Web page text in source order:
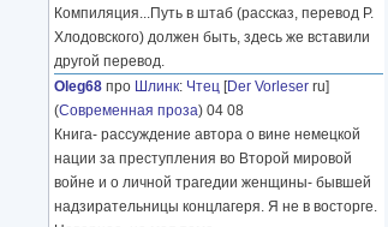
Компиляция...Путь в штаб (рассказ, перевод Р.
Хлодовского) должен быть, здесь же вставили
другой перевод.
Oleg68 про Шлинк: Чтец [Der Vorleser ru]
(Современная проза) 04 08
Книга- рассуждение автора о вине немецкой
нации за преступления во Второй мировой
войне и о личной трагедии женщины- бывшей
надзирательницы концлагеря. Я не в восторге.